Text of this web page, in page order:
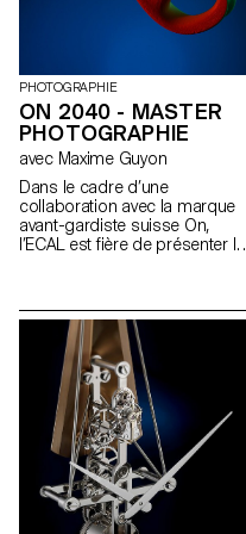
PHOTOGRAPHIE
ON 2040 - MASTER
PHOTOGRAPHIE
avec Maxime Guyon
Dans le cadre d’une
collaboration avec la marque
avant-gardiste suisse On,
l’ECAL est fière de présenter le
Masters Design de produit,
Photographie et Type Design.